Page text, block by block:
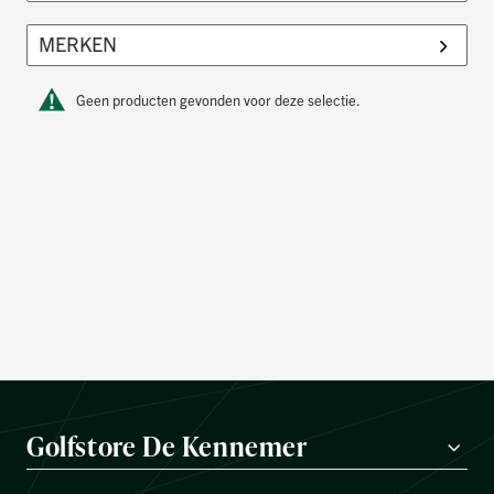
Geen producten gevonden voor deze selectie.
Golfstore De Kennemer